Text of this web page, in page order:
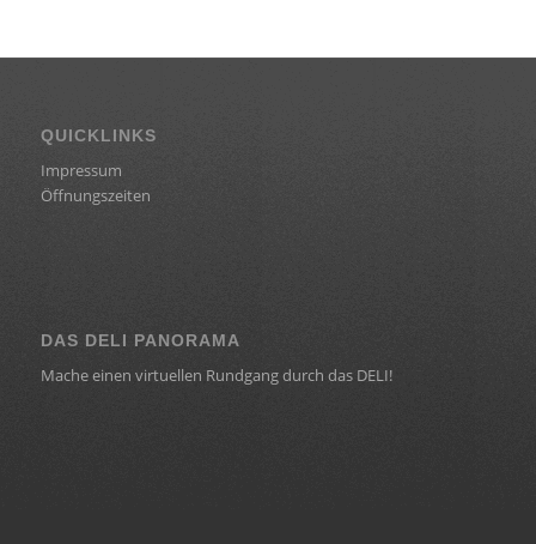
QUICKLINKS
Impressum
Öffnungszeiten
DAS DELI PANORAMA
Mache einen virtuellen Rundgang durch das DELI!